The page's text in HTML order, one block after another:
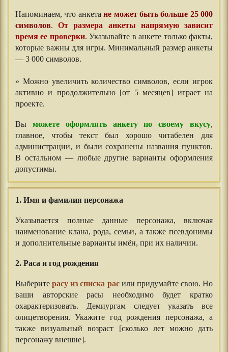
Напоминаем, что анкетане может быть больше 25 000
символов.От размера анкеты напрямую зависит
время ее проверки. Указывайте в анкете только факты,
которые важны для игры. Минимальный размер анкеты
— 3 000 символов.
» Можно увеличить количество символов, если игрок
активно и продолжительно [от 5 месяцев] играет на
проекте.
Вы можете оформлять анкету по своему вкусу,
главное, чтобы текст был хорошо читабелен для
администрации, и были сохранены названия пунктов.
В остальном — любые другие варианты оформления
допустимы.
1. Имя и фамилия персонажа
Указывается полные данные персонажа, включая
наименование клана, рода, семьи, а также псевдонимы
и дополнительные варианты имён, при их наличии.
2. Раса и год рождения
Выберитерасу из списка расили придумайте свою. Но
ваши авторские расы необходимо будет кратко
охарактеризовать. Демиургам следует указать все
олицетворения. Укажите год рождения персонажа, а
также визуальный возраст [сколько лет можно дать
персонажу внешне].